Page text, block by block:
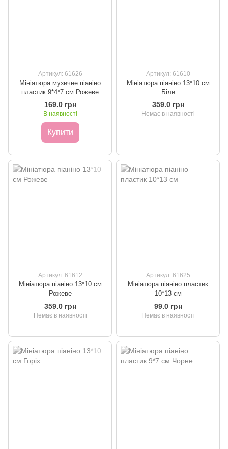
Артикул: 61626
Мініатюра музичне піаніно
пластик 9*4*7 см Рожеве
169.0 грн
В наявності
Купити
Артикул: 61610
Мініатюра піаніно 13*10 см
Біле
359.0 грн
Немає в наявності
Артикул: 61612
Мініатюра піаніно 13*10 см
Рожеве
359.0 грн
Немає в наявності
Артикул: 61625
Мініатюра піаніно пластик
10*13 см
99.0 грн
Немає в наявності